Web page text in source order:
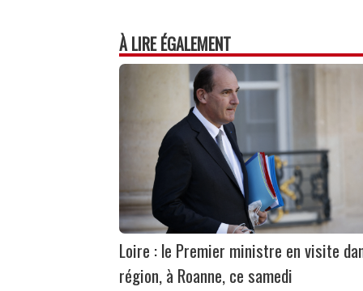
À LIRE ÉGALEMENT
Loire : le Premier ministre en visite
région, à Roanne, ce samedi